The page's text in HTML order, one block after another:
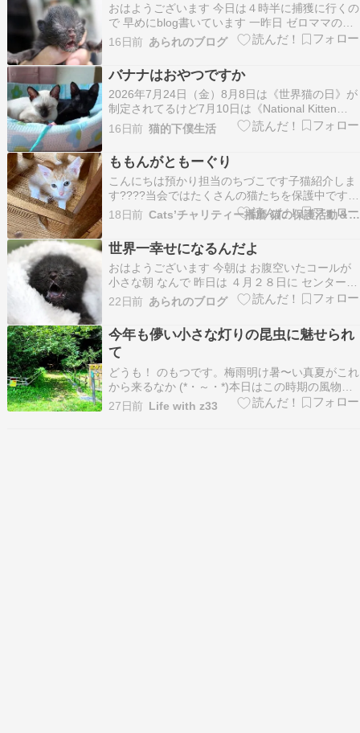
おはようございます 今日は４時半に捕獲に行くの
で 早めにblog書いています 一昨日 ゼロママのお
家から 我が家へ引越しした ピッチチャップ兄妹
６月１２日に生後３日でセンターに持ち込まれた
小さな命 一番小さかったこの子は残念ながら生き
ることが出来ませんでした この子はランラン…
16日前 あられのブログ
バナナはおやつですか
2026年7月24日（金）8月8日は《世界猫の日》が
制定されてるけど7月10日は《National Kitten
Day》《子猫の日》なんだって。小さな命の成長
を願う日としてアメリカで制定されたらしい。知
らなかったなぁ。ちびっこ時代の銀パール銀パー
ルを迎えた時長～いお付き合いを目…
16日前 猫的下僕生活
ももんがともーぐり
こんにちは預かり担当のちづこです子猫紹介しま
す????当会ではたくさんの猫たちを保護中です。
そのため、ただいま、1匹たりとも新しい猫の受
け入れをする事が出来ない状況になっておりま
す。一つでも多くの小さな命を守るため、準備の
整った保護っ子の中から本当のお家への受け入
れ、お迎えを御…
18日前 Cats’チャリティー播磨 猫の保護活動＆TNR
世界一幸せになるんだよ
おはようございます 今朝は お腹空いたコールが
小さな朝 なんで 昨日は ４月２８日に センターに
持ち込まれた小さな命 母猫が忘れて行ったの
か・・・ 育児放棄なのか・・・ たった１匹で持
ち込まれた小さな命 名前はオンリー１ 中々大き
くならなくて 中々離乳が出来なくて 初めての離
乳…
22日前 あられのブログ
今年も儚い小さな灯りの昆虫に魅せられ
て
どうも！ のもつです。梅雨明け暑〜い真夏がこれ
から来るなか (⁠*⁠・⁠～⁠・⁠*⁠)本日はこの時期の風物詩
「ホタル」を観に行ってきまして。場所はここ↓
埼玉県東松山市に位置する「上唐子ホタルの里」
27日前 Life with z33